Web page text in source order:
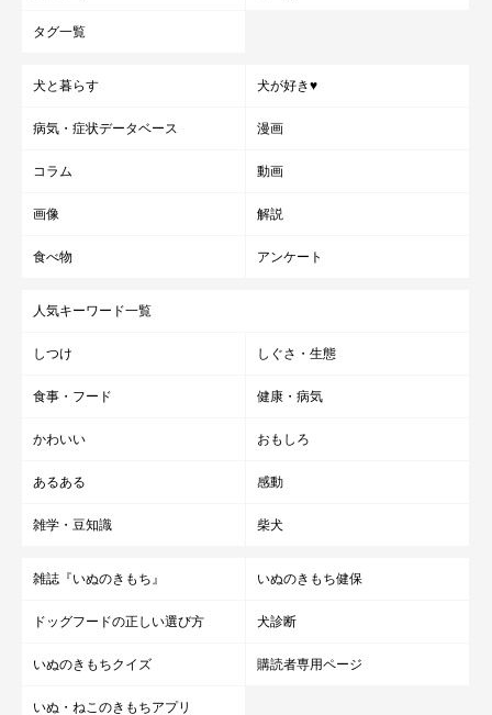
タグ一覧
犬と暮らす 犬が好き♥
病気・症状データベース 漫画
コラム 動画
画像 解説
食べ物 アンケート
人気キーワード一覧
しつけ しぐさ・生態
食事・フード 健康・病気
かわいい おもしろ
あるある 感動
雑学・豆知識 柴犬
雑誌『いぬのきもち』 いぬのきもち健保
ドッグフードの正しい選び方 犬診断
いぬのきもちクイズ 購読者専用ページ
いぬ・ねこのきもちアプリ